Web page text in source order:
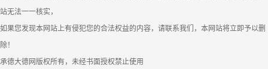
站无法一一核实，
如果您发现本网站上有侵犯您的合法权益的内容，请联系我们，本网站将立即予以删
除！
承德大德网版权所有，未经书面授权禁止使用